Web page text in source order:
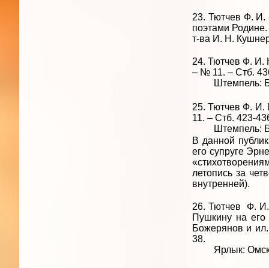
23. Тютчев Ф. И.
поэтами
т-ва И. Н.
24. Тютчев Ф. И.
– № 11. – Стб.
Штемпель:
25. Тютчев Ф. И.
11. – Стб. 423-
Штемпель:
В данной
его супруге
летопись за
внутренней).
26. Тютчев Ф. И.
Пушкину на
Божерянов и
38.
Ярлык: Омская